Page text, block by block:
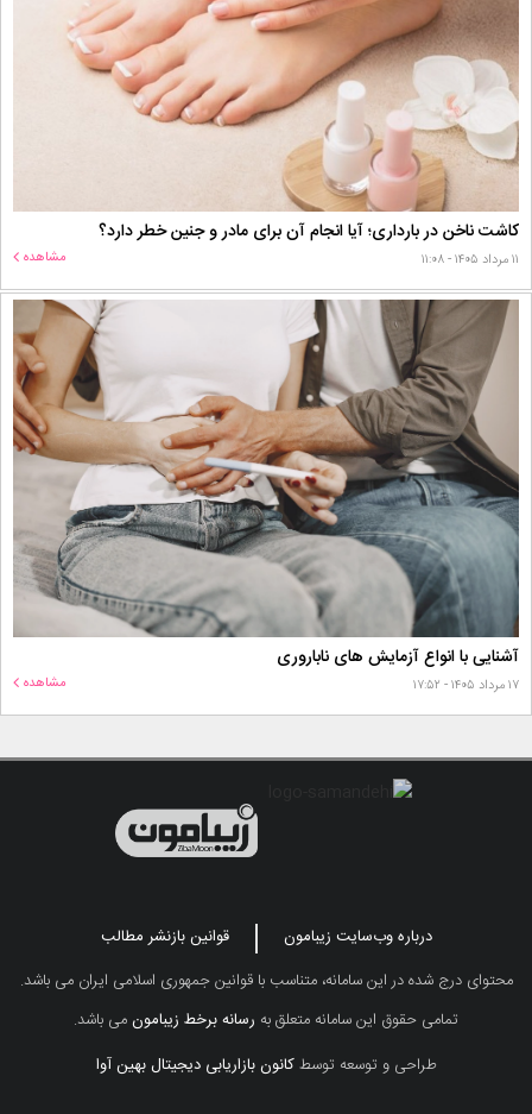
کاشت ناخن در بارداری؛ آیا انجام آن برای مادر و جنین خطر دارد؟
۱۱ مرداد ۱۴۰۵ - ۱۱:۰۸ مشاهده
آشنایی با انواع آزمایش های ناباروری
۱۷ مرداد ۱۴۰۵ - ۱۷:۵۲ مشاهده
درباره وب‌سایت زیبامون
قوانین بازنشر مطالب
محتوای درج شده در این سامانه، متناسب با قوانین جمهوری اسلامی ایران می باشد.
تمامی حقوق این سامانه متعلق به رسانه برخط زیبامونمی باشد.
طراحی و توسعه توسطکانون بازاریابی دیجیتال بهین آوا